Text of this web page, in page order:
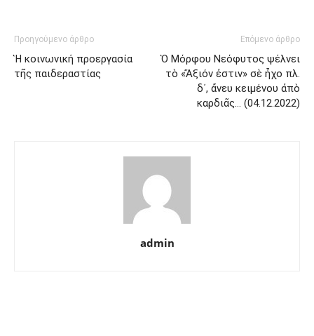
Προηγούμενο άρθρο
Ἡ κοινωνική προεργασία
τῆς παιδεραστίας
Επόμενο άρθρο
Ὁ Μόρφου Νεόφυτος ψέλνει
τὸ «Ἄξιόν ἐστιν» σὲ ἦχο πλ.
δ΄, ἄνευ κειμένου ἀπὸ
καρδιᾶς… (04.12.2022)
admin